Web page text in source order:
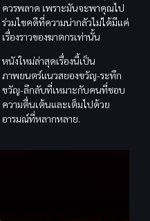
ควรพลาด เพราะมันจะพาคุณไป
ร่วมไขคดีที่ความน่ากลัวไม่ได้มีแค่
เรื่องราวของฆาตกรเท่านั้น
หนังใหม่ล่าสุดเรื่องนี้เป็น
ภาพยนตร์แนวสยองขวัญ-ระทึก
ขวัญ-ลึกลับที่เหมาะกับคนที่ชอบ
ความตื่นเต้นและเต็มไปด้วย
อารมณ์ที่หลากหลาย.